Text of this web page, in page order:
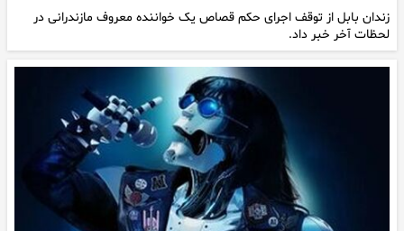
زندان بابل از توقف اجرای حکم قصاص یک خواننده معروف مازندرانی در
لحظات آخر خبر داد.